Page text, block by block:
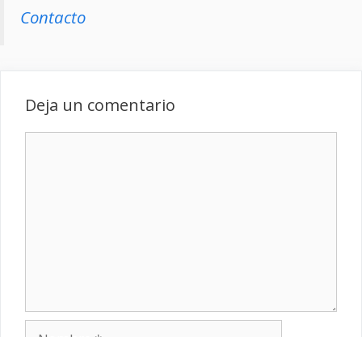
Contacto
Deja un comentario